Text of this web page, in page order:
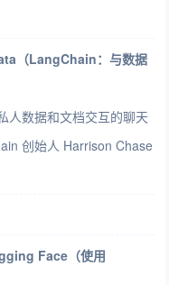
（LangChain：与数据
人数据和文档交互的聊天
创始人 Harrison Chase
Face（使用